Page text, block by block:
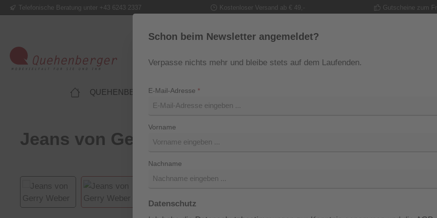
Hauptinhalt springen
Zur Suche springen
Zur Hauptnavigation springen
Telefonische Beratung unter +43 6243 2337 Kostenloser Versand ab € 49,- Gutscheine zum
QUEHENBERGER LIFESTYLE
Jeans von Gerry Weber
Bildergalerie überspringen
Schon beim Newsletter angemeldet?
Verpasse nichts mehr und bleibe stets auf dem Laufenden.
E-Mail-Adresse *
Vorname
Nachname
Datenschutz